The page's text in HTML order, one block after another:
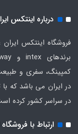
درباره اینتکس
فروشگاه اینتکس
کمپینگ، سفری و
در ایران می باشد که
در سراسر کشور کرده
ارتباط با